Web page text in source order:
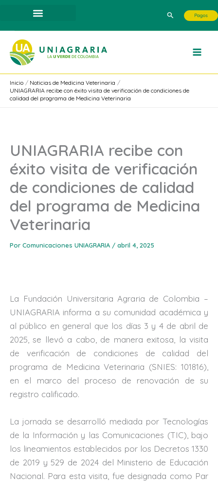
contenido
Buscar Pagos
Inicio
Noticias de Medicina Veterinaria
UNIAGRARIA recibe con éxito visita de verificación de condiciones de
calidad del programa de Medicina Veterinaria
UNIAGRARIA recibe con
éxito visita de verificación
de condiciones de calidad
del programa de Medicina
Veterinaria
Por Comunicaciones UNIAGRARIA / abril 4, 2025
La Fundación Universitaria Agraria de Colombia –
UNIAGRARIA informa a su comunidad académica y
al público en general que los días 3 y 4 de abril de
2025, se llevó a cabo, de manera exitosa, la visita
de verificación de condiciones de calidad del
programa de Medicina Veterinaria (SNIES: 101816),
en el marco del proceso de renovación de su
registro calificado.
La jornada se desarrolló mediada por Tecnologías
de la Información y las Comunicaciones (TIC), bajo
los lineamientos establecidos por los Decretos 1330
de 2019 y 529 de 2024 del Ministerio de Educación
Nacional. Para esta visita, fue designada como Par